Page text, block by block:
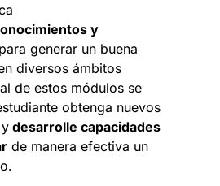
y
generar un buena
diversos ámbitos
de estos módulos se
obtenga nuevos
desarrolle capacidades
de manera efectiva un